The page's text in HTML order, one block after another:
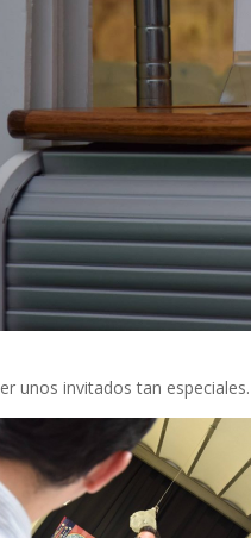
unos invitados tan especiales.